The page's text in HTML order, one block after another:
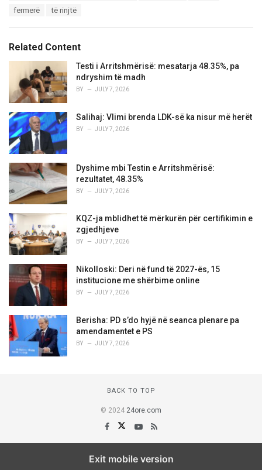
i
e
fermerë
të rinjtë
Related Content
Testi i Arritshmërisë: mesatarja 48.35%, pa
ndryshim të madh
BY JULY 7, 2026
Salihaj: Vlimi brenda LDK-së ka nisur më herët
BY JULY 7, 2026
Dyshime mbi Testin e Arritshmërisë:
rezultatet, 48.35%
BY JULY 7, 2026
KQZ-ja mblidhet të mërkurën për certifikimin e
zgjedhjeve
BY JULY 7, 2026
Nikolloski: Deri në fund të 2027-ës, 15
institucione me shërbime online
BY JULY 7, 2026
Berisha: PD s’do hyjë në seanca plenare pa
amendamentet e PS
BY JULY 7, 2026
BACK TO TOP
© 2024 24ore.com
Exit mobile version